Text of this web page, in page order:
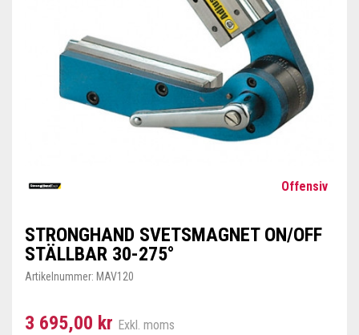
Offensiv
STRONGHAND SVETSMAGNET ON/OFF
STÄLLBAR 30-275°
Artikelnummer: MAV120
3 695,00 kr Exkl. moms